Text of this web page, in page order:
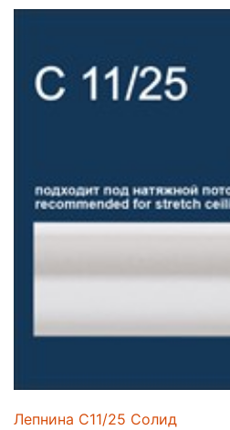
Лепнина C11/25 Солид